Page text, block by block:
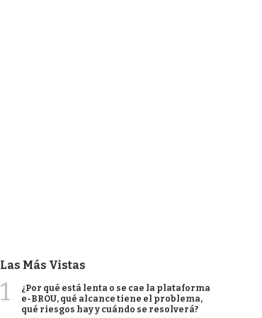
Las Más Vistas
1
¿Por qué está lenta o se cae la plataforma
e-BROU, qué alcance tiene el problema,
qué riesgos hay y cuándo se resolverá?